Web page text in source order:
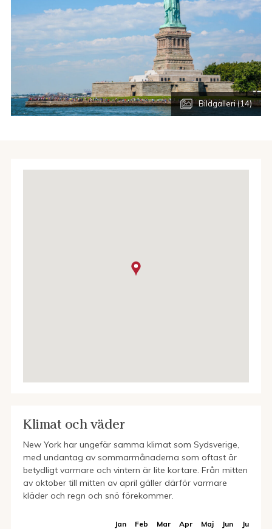
äta billigt eller dyrt. Man kan handla billigt eller väldigt dyrt.
Swanson’s har ett varierat utbud av hotell från turistklass
till lyxklass.
Bildgalleri (14)
Klimat och väder
New York har ungefär samma klimat som Sydsverige,
med undantag av sommarmånaderna som oftast är
betydligt varmare och vintern är lite kortare. Från mitten
av oktober till mitten av april gäller därför varmare
kläder och regn och snö förekommer.
Jan Feb Mar Apr Maj Jun Jul